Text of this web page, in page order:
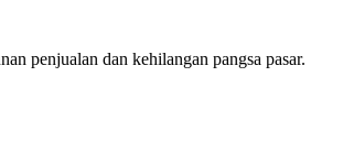
penjualan dan kehilangan pangsa pasar.